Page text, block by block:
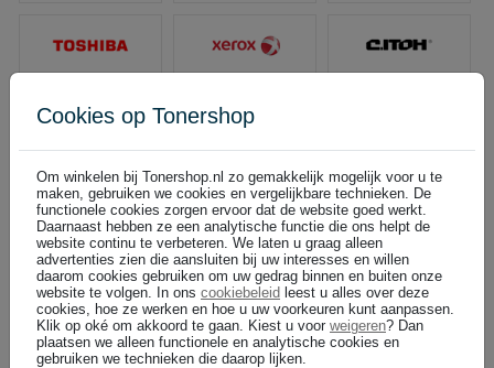
Cookies op Tonershop
Om winkelen bij Tonershop.nl zo gemakkelijk mogelijk voor u te
maken, gebruiken we cookies en vergelijkbare technieken. De
functionele cookies zorgen ervoor dat de website goed werkt.
Daarnaast hebben ze een analytische functie die ons helpt de
website continu te verbeteren. We laten u graag alleen
advertenties zien die aansluiten bij uw interesses en willen
daarom cookies gebruiken om uw gedrag binnen en buiten onze
website te volgen. In ons cookiebeleid leest u alles over deze
cookies, hoe ze werken en hoe u uw voorkeuren kunt aanpassen.
Klik op oké om akkoord te gaan. Kiest u voor weigeren? Dan
plaatsen we alleen functionele en analytische cookies en
gebruiken we technieken die daarop lijken.